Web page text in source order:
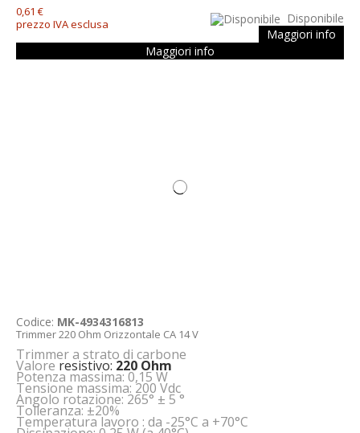
0,61 €
prezzo IVA esclusa
Disponibile
Maggiori info
Maggiori info
Codice: MK-4934316813
Trimmer 220 Ohm Orizzontale CA 14 V
Trimmer a strato di carbone
Valore resistivo: 220 Ohm
Potenza massima: 0,15 W
Tensione massima: 200 Vdc
Angolo rotazione: 265° ± 5 °
Tolleranza: ±20%
Temperatura lavoro : da -25°C a +70°C